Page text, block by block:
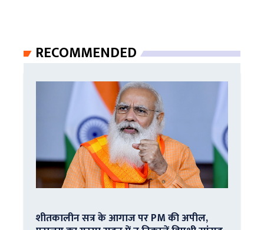
RECOMMENDED
शीतकालीन सत्र के आगाज पर PM की अपील,